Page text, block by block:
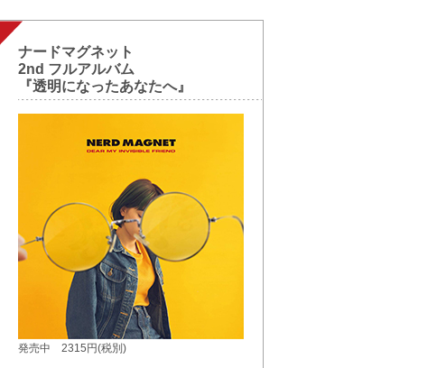
ナードマグネット
2nd フルアルバム
『透明になったあなたへ』
発売中 2315円(税別)